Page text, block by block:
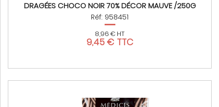
DRAGÉES CHOCO NOIR 70% DÉCOR MAUVE /250G
Réf: 958451
8,96 € HT
9,45 € TTC